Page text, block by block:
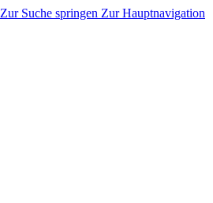
Zur Suche springen Zur Hauptnavigation